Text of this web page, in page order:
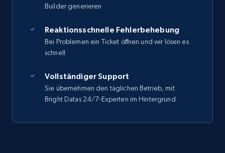
Builder generieren
Reaktionsschnelle Fehlerbehebung
Bei Problemen ein Ticket öffnen und wir lösen es
schnell
Vollständiger Support
Sie übernehmen den täglichen Betrieb, mit
Bright Datas 24/7-Experten im Hintergrund